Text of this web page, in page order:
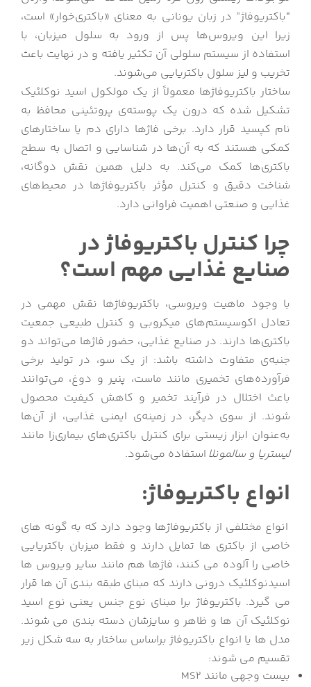
“باکتریوفاژ” در زبان یونانی به معنای «باکتری‌خوار» است،
زیرا این ویروس‌ها پس از ورود به سلول میزبان، با
استفاده از سیستم سلولی آن تکثیر یافته و در نهایت باعث
تخریب و لیز سلول باکتریایی می‌شوند.
ساختار باکتریوفاژها معمولاً از یک مولکول اسید نوکلئیک
تشکیل شده که درون یک پوسته‌ی پروتئینی محافظ به
نام کپسید قرار دارد. برخی فاژها دارای دم یا ساختارهای
کمکی هستند که به آن‌ها در شناسایی و اتصال به سطح
باکتری‌ها کمک می‌کند. به دلیل همین نقش دوگانه،
شناخت دقیق و کنترل مؤثر باکتریوفاژها در محیط‌های
غذایی و صنعتی اهمیت فراوانی دارد.
چرا کنترل باکتریوفاژ در
صنایع غذایی مهم است؟
با وجود ماهیت ویروسی، باکتریوفاژها نقش مهمی در
تعادل اکوسیستم‌های میکروبی و کنترل طبیعی جمعیت
باکتری‌ها دارند. در صنایع غذایی، حضور فاژها می‌تواند دو
جنبه‌ی متفاوت داشته باشد: از یک سو، در تولید برخی
فرآورده‌های تخمیری مانند ماست، پنیر و دوغ، می‌توانند
باعث اختلال در فرآیند تخمیر و کاهش کیفیت محصول
شوند. از سوی دیگر، در زمینه‌ی ایمنی غذایی، از آن‌ها
به‌عنوان ابزار زیستی برای کنترل باکتری‌های بیماری‌زا مانند
لیستریا و سالمونلا استفاده می‌شود.
انواع باکتریوفاژ:
انواع مختلفی از باکتریوفاژها وجود دارد که به گونه های
خاصی از باکتری ها تمایل دارند و فقط میزبان باکتریایی
خاصی را آلوده می کنند، فاژها هم مانند سایر ویروس ها
اسیدنوکلئیک درونی دارند که مبنای طبقه بندی آن ها قرار
می گیرد. باکتریوفاژ برا مبنای نوع جنس یعنی نوع اسید
نوکلئیک آن ها و ظاهر و سایزشان دسته بندی می شوند.
مدل ها یا انواع باکتریوفاژ براساس ساختار به سه شکل زیر
تقسیم می شوند:
بیست وجهی مانند MS2